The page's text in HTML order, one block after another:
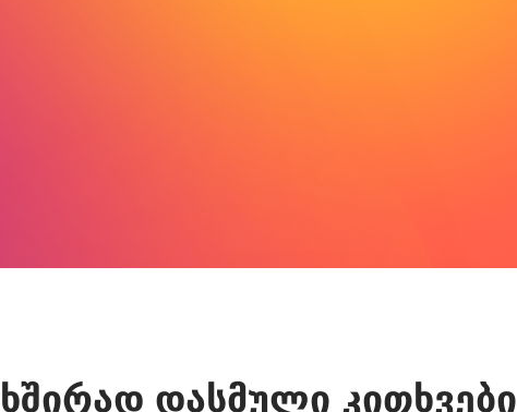
ხშირად დასმული კითხვები